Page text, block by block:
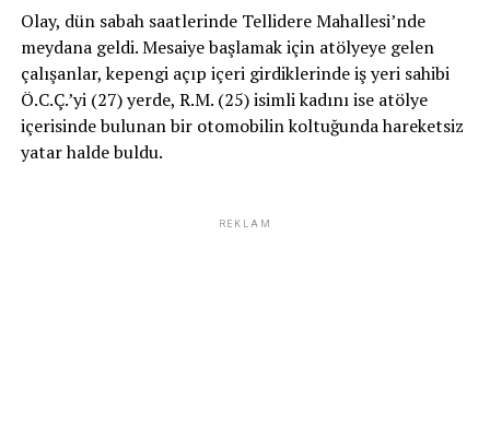
Olay, dün sabah saatlerinde Tellidere Mahallesi’nde
meydana geldi. Mesaiye başlamak için atölyeye gelen
çalışanlar, kepengi açıp içeri girdiklerinde iş yeri sahibi
Ö.C.Ç.’yi (27) yerde, R.M. (25) isimli kadını ise atölye
içerisinde bulunan bir otomobilin koltuğunda hareketsiz
yatar halde buldu.
REKLAM